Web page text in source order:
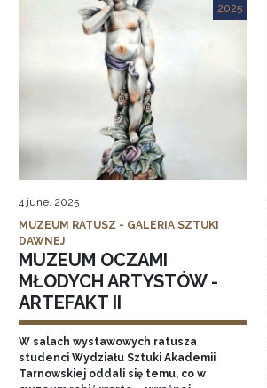
2025
4 june, 2025
MUZEUM RATUSZ - GALERIA SZTUKI
DAWNEJ
MUZEUM OCZAMI
MŁODYCH ARTYSTÓW -
ARTEFAKT II
W salach wystawowych ratusza
studenci Wydziału Sztuki Akademii
Tarnowskiej oddali się temu, co w